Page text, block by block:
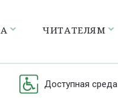
ЧИТАТЕЛЯМ
Доступная среда